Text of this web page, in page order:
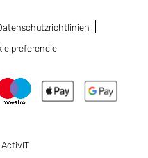
preferencie